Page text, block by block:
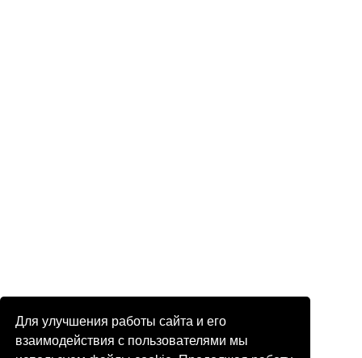
Для улучшения работы сайта и его
взаимодействия с пользователями мы